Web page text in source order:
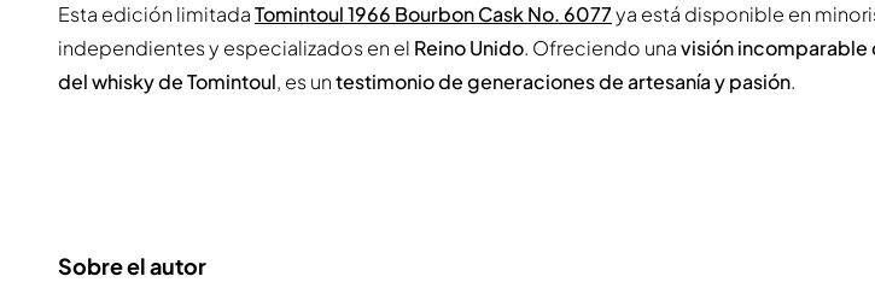
Esta edición limitadaTomintoul 1966 Bourbon Cask No. 6077ya está disponible en
independientes y especializados en el Reino Unido. Ofreciendo unavisión incomparable
del whisky de Tomintoul, es untestimonio de generaciones de artesanía y pasión.
Sobre el autor